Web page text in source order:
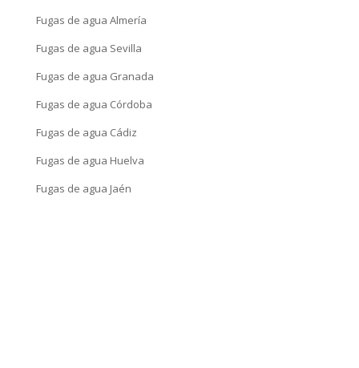
Fugas de agua Almería
Fugas de agua Sevilla
Fugas de agua Granada
Fugas de agua Córdoba
Fugas de agua Cádiz
Fugas de agua Huelva
Fugas de agua Jaén